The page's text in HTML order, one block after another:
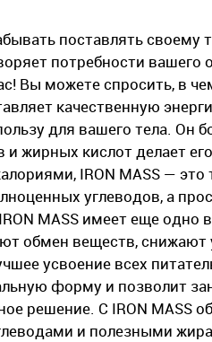
поставлять своему
потребности вашего
Вы можете спросить, в
качественную
для вашего тела. Он
и жирных кислот делает
IRON MASS —
углеводов, а
MASS имеет еще
обмен веществ, снижают
усвоение всех
форму и позволит
решение. С IRON MASS
и полезными